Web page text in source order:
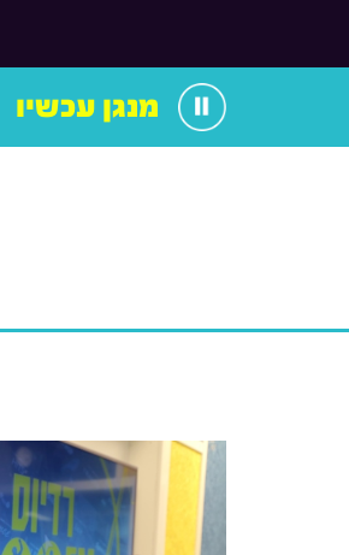
מנגן עכשיו